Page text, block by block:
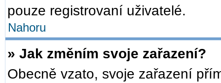
pouze registrovaní uživatelé.
Nahoru
» Jak změním svoje zařazení?
Obecně vzato, svoje zařazení